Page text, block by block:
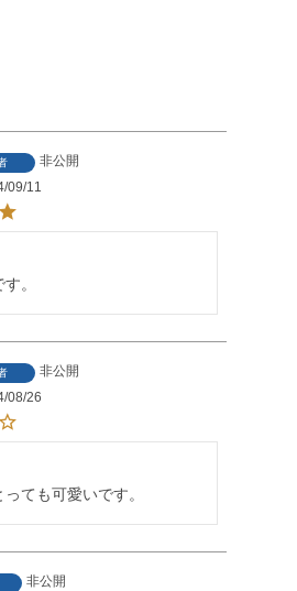
非公開
09/11
。
非公開
08/26
ても可愛いです。
非公開